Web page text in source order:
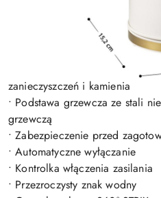
zanieczyszczeń i kamienia
• Podstawa grzewcza ze stali
grzewczą
• Zabezpieczenie przed
• Automatyczne wyłączanie
• Kontrolka włączenia zasilania
• Przezroczysty znak wodny